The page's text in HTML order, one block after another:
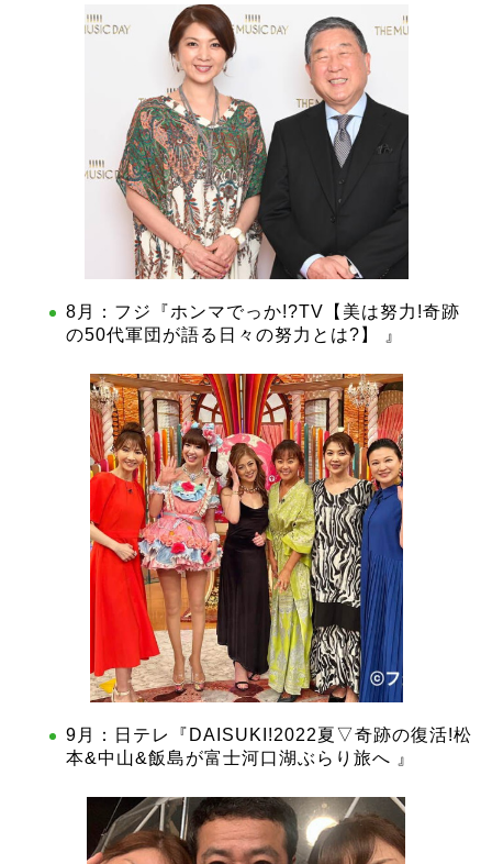
8月：フジ『ホンマでっか!?TV【美は努力!奇跡
の50代軍団が語る日々の努力とは?】 』
9月：日テレ『DAISUKI!2022夏▽奇跡の復活!松
本&中山&飯島が富士河口湖ぶらり旅へ 』